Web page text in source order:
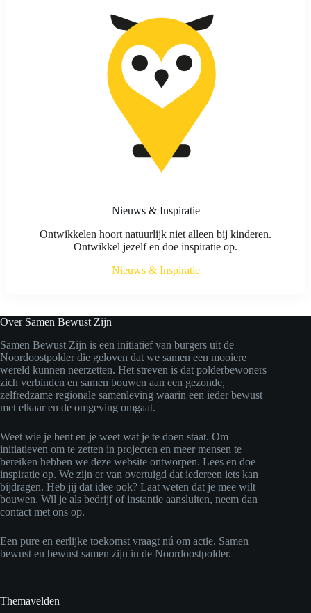
Nieuws & Inspiratie
Ontwikkelen hoort natuurlijk niet alleen bij kinderen.
Ontwikkel jezelf en doe inspiratie op.
Nieuws & Inspiratie
Over Samen Bewust Zijn
Samen Bewust Zijn is een initiatief van burgers uit de
Noordoostpolder die geloven dat we samen een mooiere
wereld kunnen neerzetten. Het streven is dat polderbewoners
zich verbinden en samen bouwen aan een gezonde,
zelfredzame regionale samenleving waarin een ieder bewust
met elkaar en de omgeving omgaat.
Weet wie je bent en je weet wat je te doen staat. Om
initiatieven om te zetten in projecten en meer mensen te
bereiken hebben we deze website ontworpen. Lees en doe
inspiratie op. We zijn er van overtuigd dat iedereen iets kan
bijdragen. Heb jij dat idee ook? Laat weten dat je mee wilt
bouwen. Wil je als bedrijf of instantie aansluiten, neem dan
contact met ons op.
Een pure en eerlijke toekomst vraagt nú om actie. Samen
bewust en bewust samen zijn in de Noordoostpolder.
Themavelden